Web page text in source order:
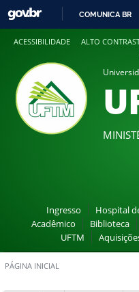
COMUNICA BR
ACESSIBILIDADE ALTO
Ingresso Hospital
Acadêmico
Biblioteca
UFTM
PÁGINA INICIAL